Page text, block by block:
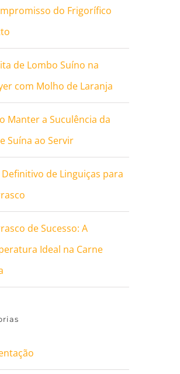
do Frigorífico
de Lombo Suíno na
com Molho de Laranja
Manter a Suculência da
Suína ao Servir
Definitivo de Linguiças para
de Sucesso: A
Ideal na Carne